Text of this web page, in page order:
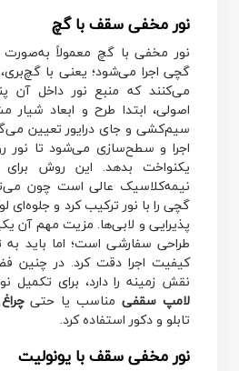
نور مخفی سقف با گچ
نور مخفی با گچ معمولاً
گچی اجرا می‌شود؛ یعنی با
می‌کنند که منبع نور داخل آن
اصولی، ابتدا طرح و ابعاد
سیم‌کشی و جای درایور تعیین
اجرا و سطح‌سازی می‌شود تا
یکنواخت بدهد. این روش
نیمه‌کلاسیک عالی است چون
گچی را با نور ترکیب کرد و
پذیرایی و لابی‌ها. مزیت مهم آن
طراحی سفارشی است؛ اما باید به
کیفیت اجرا دقت کرد. در چنین
نقش زمینه را دارد، برای تکمیل
لامپ سقفیمناسب یا حتی
تابلو و دکور استفاده کرد.
نور مخفی سقف با یونولیت